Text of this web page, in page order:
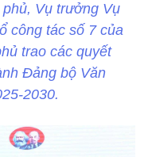
Vụ trưởng Vụ
công tác số 7 của
trao các quyết
Đảng bộ Văn
2030.